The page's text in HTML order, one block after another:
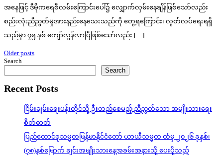
အနေဖြင့် ဒီမိုကရေစီလမ်းကြောင်းပေါ်၌ လျှောက်လှမ်းနေချိန်ဖြစ်သော်လည်း
စည်းလုံးညီညွတ်မှုအားနည်းနေသေးသည်ကို တွေ့ရကြောင်း၊ လွတ်လပ်ရေးရရှိ
သည်မှာ ၇၅ နှစ် ကျော်လွန်လာပြီဖြစ်သော်လည်း […]
Posts
navigation
Older posts
Search
Search
Recent Posts
ငြိမ်းချမ်းရေးပန်းတိုင်သို့ ဦးတည်စေမည့် ညီညွတ်သော အမျိုးသားရေး
စိတ်ဓာတ်
ပြည်ထောင်စုသမ္မတမြန်မာနိုင်ငံတော် ယာယီသမ္မတ ထံမှ ၂၀၂၆ ခုနှစ်၊
(၇၈)နှစ်မြောက် ချင်းအမျိုးသားနေ့အခမ်းအနားသို့ ပေးပို့သည့်